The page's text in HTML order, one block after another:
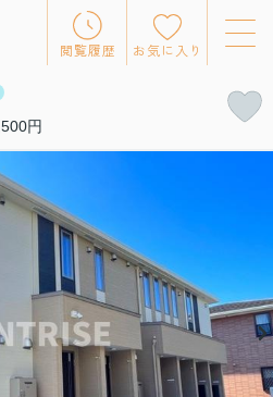
閲覧履歴 お気に入り
円